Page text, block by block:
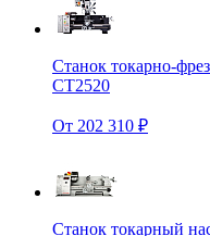
Станок токарно-
CT2520
От 202 310 ₽
Станок токарный